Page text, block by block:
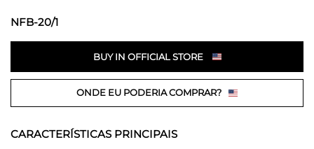
NFB-20/1
BUY IN OFFICIAL STORE
ONDE EU PODERIA COMPRAR?
CARACTERÍSTICAS PRINCIPAIS